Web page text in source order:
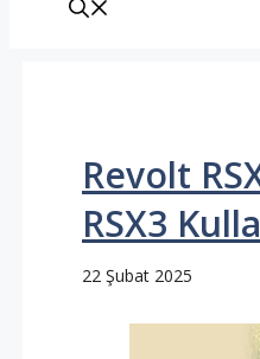
Revolt
RSX3
22 Şubat 2025